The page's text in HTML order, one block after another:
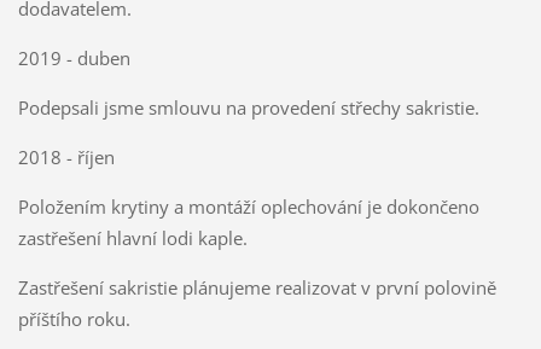
dodavatelem.
2019 - duben
Podepsali jsme smlouvu na provedení střechy sakristie.
2018 - říjen
Položením krytiny a montáží oplechování je dokončeno
zastřešení hlavní lodi kaple.
Zastřešení sakristie plánujeme realizovat v první polovině
příštího roku.